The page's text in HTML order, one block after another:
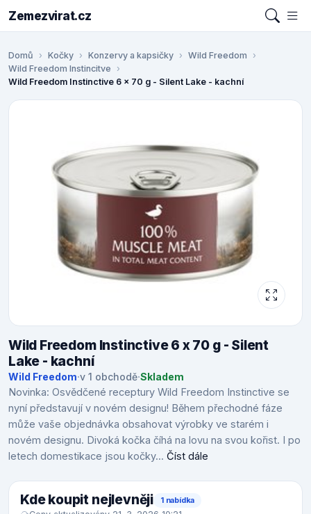
Zemezvirat.cz
Domů Kočky Konzervy a kapsičky
Wild Freedom
Wild Freedom Instincitve
Wild Freedom Instinctive 6 x 70 g - Silent Lake - kachní
Wild Freedom Instinctive 6 x 70 g - Silent
Lake - kachní
Wild Freedom·v 1 obchodě·Skladem
Novinka: Osvědčené receptury Wild Freedom Instinctive se
nyní představují v novém designu! Během přechodné fáze
může vaše objednávka obsahovat výrobky ve starém i
novém designu. Divoká kočka číhá na lovu na svou kořist. I po
letech domestikace jsou kočky... Číst dále
Kde koupit nejlevněji 1 nabídka